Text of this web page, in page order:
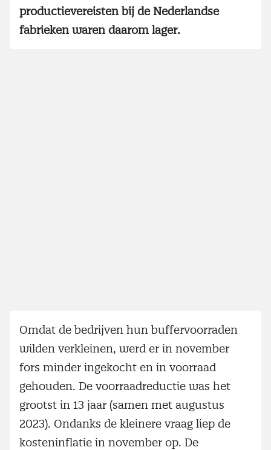
productievereisten bij de Nederlandse
fabrieken waren daarom lager.
Omdat de bedrijven hun buffervoorraden
wilden verkleinen, werd er in november
fors minder ingekocht en in voorraad
gehouden. De voorraadreductie was het
grootst in 13 jaar (samen met augustus
2023). Ondanks de kleinere vraag liep de
kosteninflatie in november op. De